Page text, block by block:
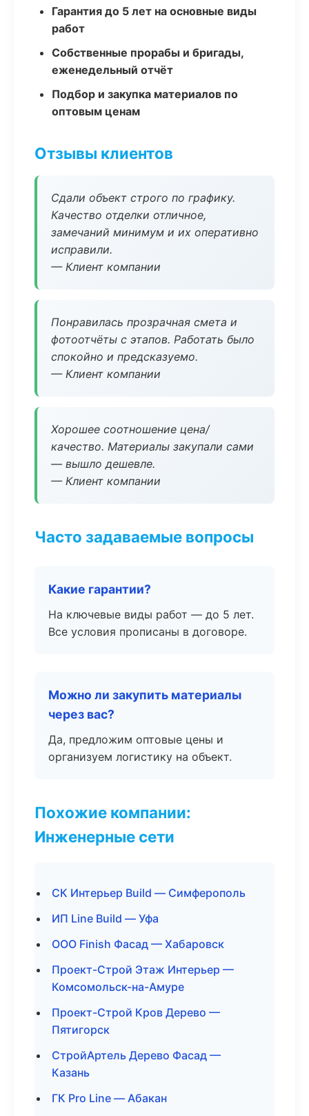
Гарантия до 5 лет на основные виды
работ
Собственные прорабы и бригады,
еженедельный отчёт
Подбор и закупка материалов по
оптовым ценам
Отзывы клиентов
Сдали объект строго по графику.
Качество отделки отличное,
замечаний минимум и их оперативно
исправили.
— Клиент компании
Понравилась прозрачная смета и
фотоотчёты с этапов. Работать было
спокойно и предсказуемо.
— Клиент компании
Хорошее соотношение цена/
качество. Материалы закупали сами
— вышло дешевле.
— Клиент компании
Часто задаваемые вопросы
Какие гарантии?
На ключевые виды работ — до 5 лет.
Все условия прописаны в договоре.
Можно ли закупить материалы
через вас?
Да, предложим оптовые цены и
организуем логистику на объект.
Похожие компании:
Инженерные сети
СК Интерьер Build — Симферополь
ИП Line Build — Уфа
ООО Finish Фасад — Хабаровск
Проект-Строй Этаж Интерьер —
Комсомольск-на-Амуре
Проект-Строй Кров Дерево —
Пятигорск
СтройАртель Дерево Фасад —
Казань
ГК Pro Line — Абакан